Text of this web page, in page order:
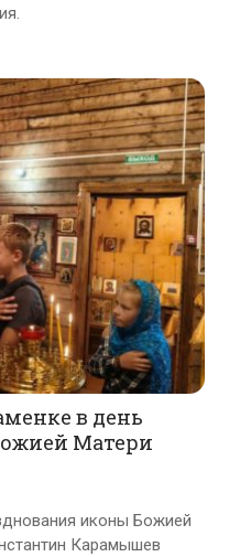
в день
Матери
иконы Божией
Карамышев